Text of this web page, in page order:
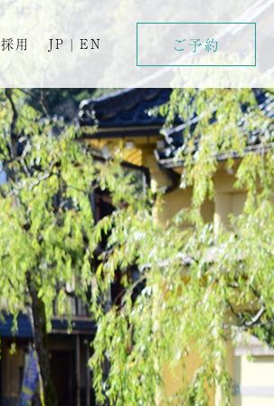
採用 JP | EN ご予約